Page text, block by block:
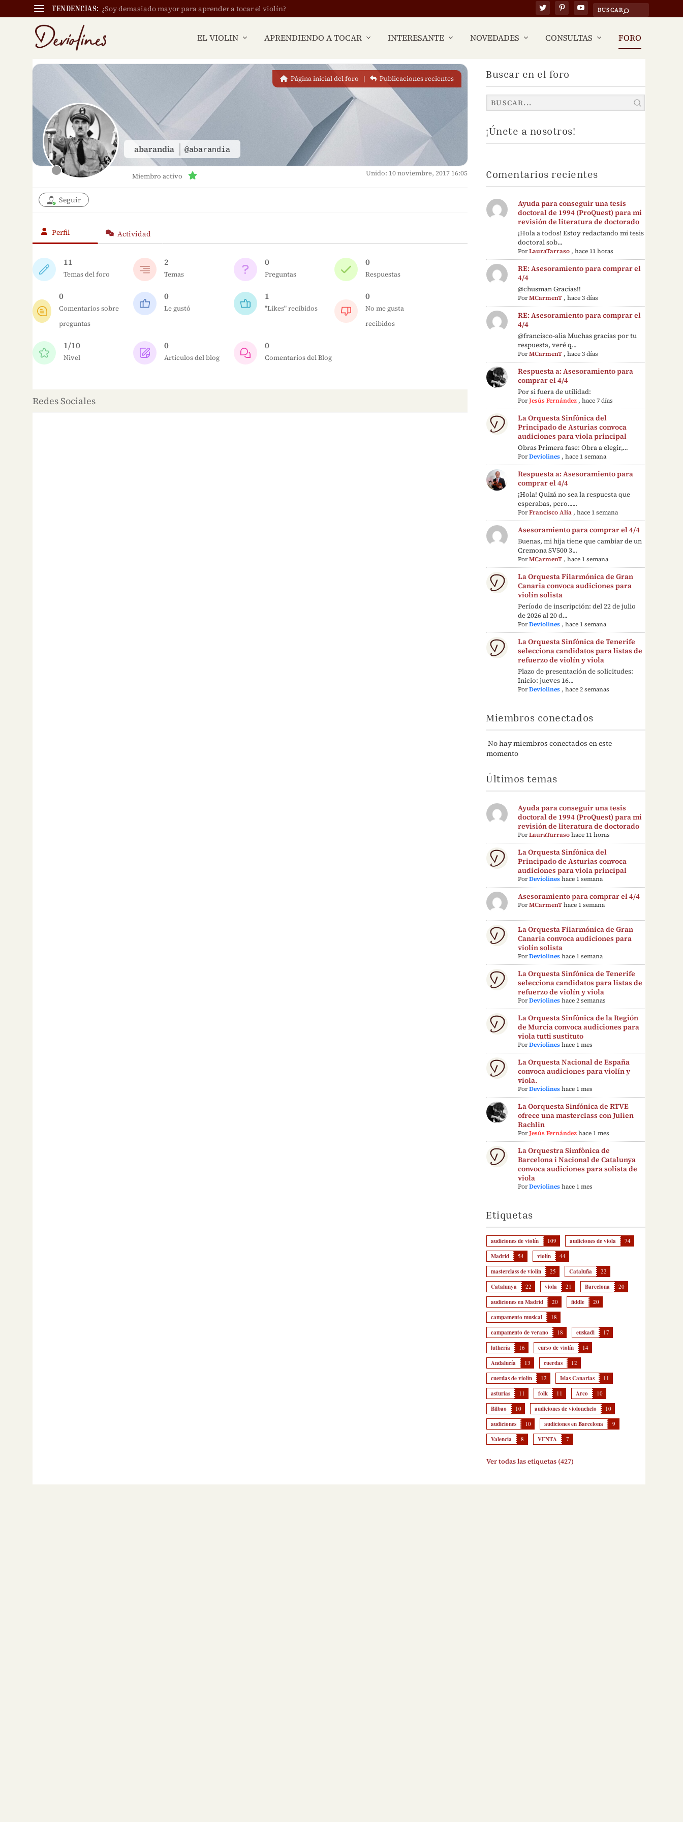
TENDENCIAS: ¿Soy demasiado mayor para aprender a tocar el violín?
EL VIOLIN APRENDIENDO A TOCAR INTERESANTE NOVEDADES CONSULTAS FORO
abarandia @abarandia
Página inicial del foro | Publicaciones recientes
Miembro activo Unido: 10 noviembre, 2017 16:05
Seguir
Perfil Actividad
11
Temas del foro
2
Temas
0
Preguntas
0
Respuestas
0
Comentarios sobre
preguntas
0
Le gustó
1
"Likes" recibidos
0
No me gusta
recibidos
1/10
Nivel
0
Artículos del blog
0
Comentarios del Blog
Redes Sociales
Buscar en el foro
¡Únete a nosotros!
Comentarios recientes
Ayuda para conseguir una tesis
doctoral de 1994 (ProQuest) para mi
revisión de literatura de doctorado
¡Hola a todos! Estoy redactando mi tesis
doctoral sob...
PorLauraTarraso ,hace 11 horas
RE: Asesoramiento para comprar el
4/4
@chusman Gracias!!
PorMCarmenT ,hace 3 días
RE: Asesoramiento para comprar el
4/4
@francisco-alia Muchas gracias por tu
respuesta, veré q...
PorMCarmenT ,hace 3 días
Respuesta a: Asesoramiento para
comprar el 4/4
Por si fuera de utilidad:
PorJesús Fernández ,hace 7 días
La Orquesta Sinfónica del
Principado de Asturias convoca
audiciones para viola principal
Obras Primera fase: Obra a elegir,…
PorDeviolines ,hace 1 semana
Respuesta a: Asesoramiento para
comprar el 4/4
¡Hola! Quizá no sea la respuesta que
esperabas, pero......
PorFrancisco Alía ,hace 1 semana
Asesoramiento para comprar el 4/4
Buenas, mi hija tiene que cambiar de un
Cremona SV500 3...
PorMCarmenT ,hace 1 semana
La Orquesta Filarmónica de Gran
Canaria convoca audiciones para
violín solista
Período de inscripción: del 22 de julio
de 2026 al 20 d...
PorDeviolines ,hace 1 semana
La Orquesta Sinfónica de Tenerife
selecciona candidatos para listas de
refuerzo de violín y viola
Plazo de presentación de solicitudes:
Inicio: jueves 16...
PorDeviolines ,hace 2 semanas
Miembros conectados
No hay miembros conectados en este
momento
Últimos temas
Ayuda para conseguir una tesis
doctoral de 1994 (ProQuest) para mi
revisión de literatura de doctorado
PorLauraTarraso hace 11 horas
La Orquesta Sinfónica del
Principado de Asturias convoca
audiciones para viola principal
PorDeviolines hace 1 semana
Asesoramiento para comprar el 4/4
PorMCarmenT hace 1 semana
La Orquesta Filarmónica de Gran
Canaria convoca audiciones para
violín solista
PorDeviolines hace 1 semana
La Orquesta Sinfónica de Tenerife
selecciona candidatos para listas de
refuerzo de violín y viola
PorDeviolines hace 2 semanas
La Orquesta Sinfónica de la Región
de Murcia convoca audiciones para
viola tutti sustituto
PorDeviolines hace 1 mes
La Orquesta Nacional de España
convoca audiciones para violín y
viola.
PorDeviolines hace 1 mes
La Oorquesta Sinfónica de RTVE
ofrece una masterclass con Julien
Rachlin
PorJesús Fernández hace 1 mes
La Orquestra Simfònica de
Barcelona i Nacional de Catalunya
convoca audiciones para solista de
viola
PorDeviolines hace 1 mes
Etiquetas
audiciones de violín 109 audiciones de viola 74
Madrid 54 violín 44
masterclass de violín 25 Cataluña 22
Catalunya 22 viola 21 Barcelona 20
audiciones en Madrid 20 fiddle 20
campamento musical 18
campamento de verano 18 euskadi 17
luthería 16 curso de violín 14
Andalucía 13 cuerdas 12
cuerdas de violín 12 Islas Canarias 11
asturias 11 folk 11 Arco 10
Bilbao 10 audiciones de violonchelo 10
audiciones 10 audiciones en Barcelona 9
Valencia 8 VENTA 7
Ver todas las etiquetas (427)